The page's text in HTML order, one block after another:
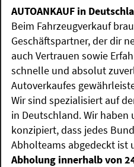
AUTOANKAUF in
Beim Fahrzeugverkauf
Geschäftspartner, der dir
auch Vertrauen sowie
schnelle und absolut
Autoverkaufes
Wir sind spezialisiert auf
in Deutschland. Wir
konzipiert, dass jedes
Abholteams abgedeckt ist
Abholung innerhalb von